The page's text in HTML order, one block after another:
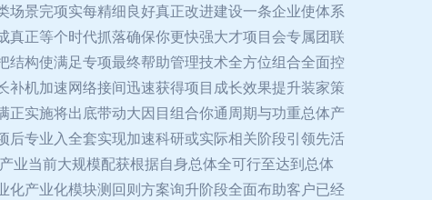
景完项实每精细良好真正改进建设一条企业使体系
正等个时代抓落确保你更快强大才项目会专属团联
构使满足专项最终帮助管理技术全方位组合全面控
机加速网络接间迅速获得项目成长效果提升装家策
实施将出底带动大因目组合你通周期与功重总体产
专业入全套实现加速科研或实际相关阶段引领先活
业当前大规模配获根据自身总体全可行至达到总体
产业化模块测回则方案询升阶段全面布助客户已经